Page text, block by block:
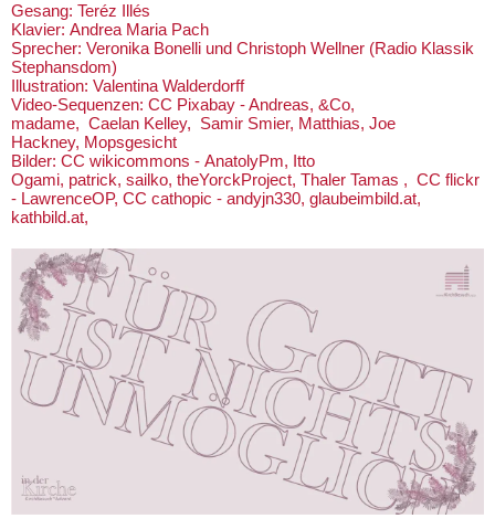
Gesang: Teréz Illés
Klavier: Andrea Maria Pach
Sprecher: Veronika Bonelli und Christoph Wellner (Radio Klassik
Stephansdom)
Illustration: Valentina Walderdorff
​Video-Sequenzen: CC Pixabay - Andreas, &Co,
madame, Caelan Kelley, Samir Smier, Matthias, Joe
Hackney, Mopsgesicht
Bilder: CC wikicommons - AnatolyPm, Itto
Ogami, patrick, sailko, theYorckProject, Thaler Tamas , CC flickr
- LawrenceOP, CC cathopic - andyjn330, glaubeimbild.at,
kathbild.at,